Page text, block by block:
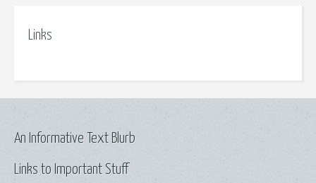
Links
Links to Important Stuff
An Informative Text Blurb